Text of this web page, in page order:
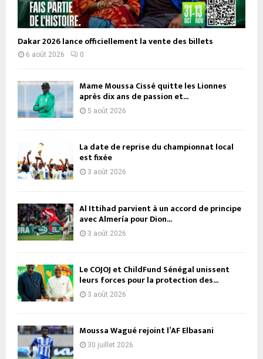
Dakar 2026 lance officiellement la vente des billets
6 août 2026 0
Mame Moussa Cissé quitte les Lionnes
après dix ans de passion et...
5 août 2026
La date de reprise du championnat local
est fixée
3 août 2026
Al Ittihad parvient à un accord de principe
avec Almería pour Dion...
3 août 2026
Le COJOJ et ChildFund Sénégal unissent
leurs forces pour la protection des...
3 août 2026
Moussa Wagué rejoint l’AF Elbasani
30 juillet 2026